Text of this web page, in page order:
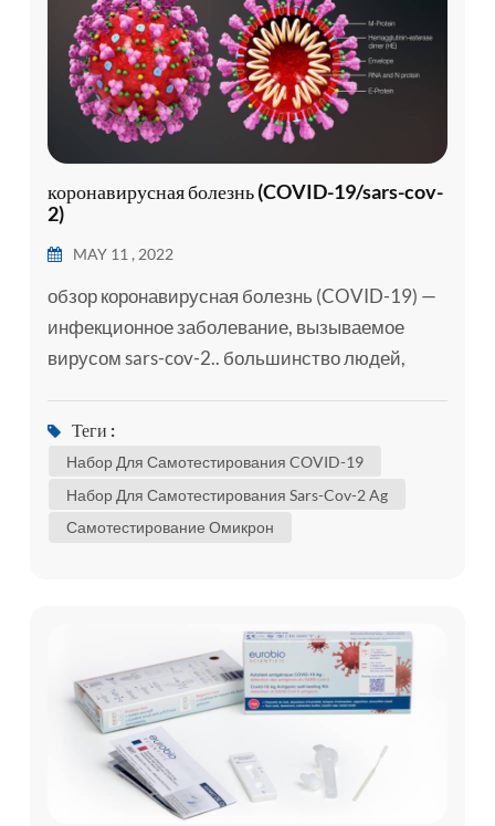
коронавирусная болезнь (COVID-19/sars-cov-
2)
MAY 11 , 2022
обзор коронавирусная болезнь (COVID-19) —
инфекционное заболевание, вызываемое
вирусом sars-cov-2.. большинство людей,
респираторные заболевания легкой или
средней степени тяжести и выздоравливают
помощи. пожилые люди и люди с
Теги :
Набор Для Самотестирования COVID-19
Набор Для Самотестирования Sars-Cov-2 Ag
Самотестирование Омикрон